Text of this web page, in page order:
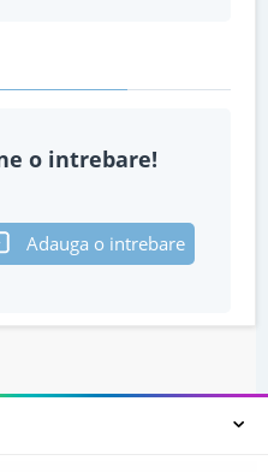
o intrebare!
Adauga o intrebare